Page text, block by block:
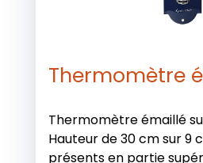
Thermomètre
Thermomètre émaillé
Hauteur de 30 cm sur 9
présents en partie